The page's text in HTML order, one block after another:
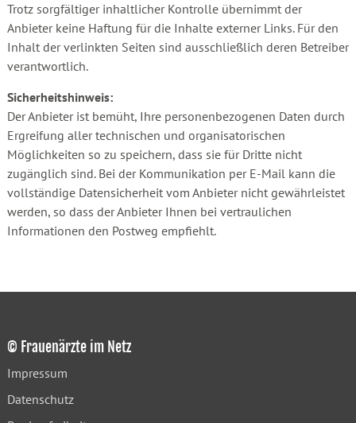
Trotz sorgfältiger inhaltlicher Kontrolle übernimmt der
Anbieter keine Haftung für die Inhalte externer Links. Für den
Inhalt der verlinkten Seiten sind ausschließlich deren Betreiber
verantwortlich.
Sicherheitshinweis:
Der Anbieter ist bemüht, Ihre personenbezogenen Daten durch
Ergreifung aller technischen und organisatorischen
Möglichkeiten so zu speichern, dass sie für Dritte nicht
zugänglich sind. Bei der Kommunikation per E-Mail kann die
vollständige Datensicherheit vom Anbieter nicht gewährleistet
werden, so dass der Anbieter Ihnen bei vertraulichen
Informationen den Postweg empfiehlt.
© Frauenärzte im Netz
Impressum
Datenschutz